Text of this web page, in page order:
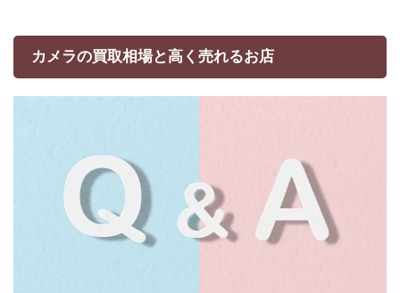
カメラの買取相場と高く売れるお店